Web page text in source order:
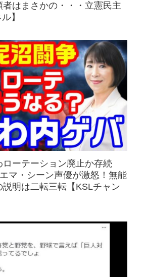
者はまさかの・・・立憲民主
】
ローテーション廃止か存続
マ・シーン声優が激怒！無能
明は二転三転【KSLチャン